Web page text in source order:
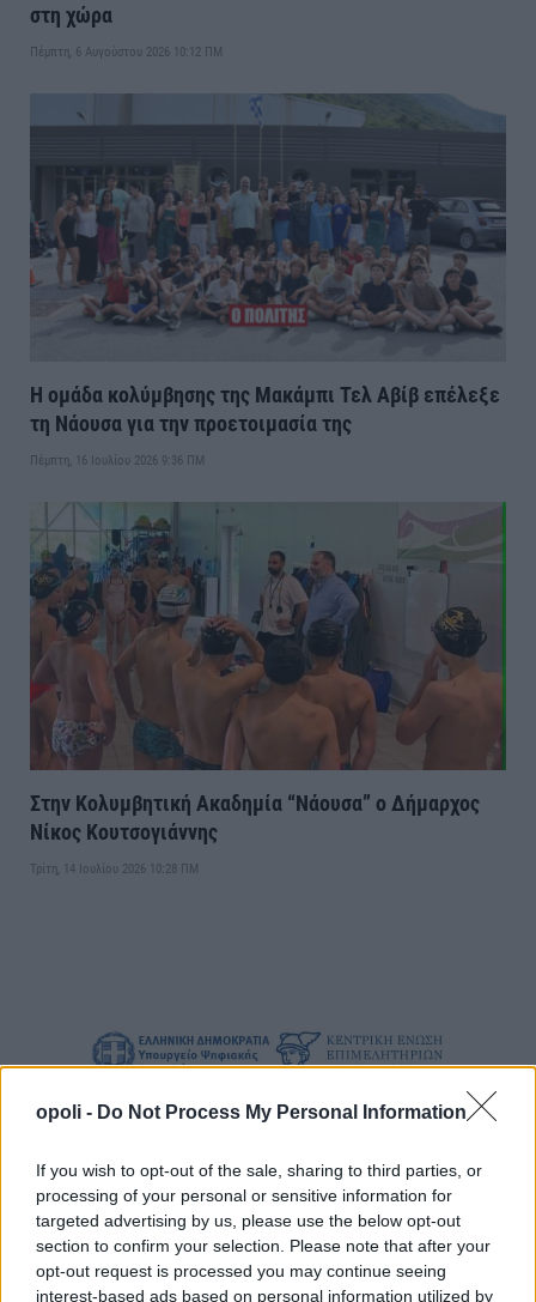
opoli - Do Not Process My Personal Information
If you wish to opt-out of the sale, sharing to third parties, or
processing of your personal or sensitive information for
targeted advertising by us, please use the below opt-out
section to confirm your selection. Please note that after your
opt-out request is processed you may continue seeing
interest-based ads based on personal information utilized by
στη χώρα
Πέμπτη, 6 Αυγούστου 2026 10:12 ΠΜ
Η ομάδα κολύμβησης της Μακάμπι Τελ Αβίβ επέλεξε
τη Νάουσα για την προετοιμασία της
Πέμπτη, 16 Ιουλίου 2026 9:36 ΠΜ
Στην Κολυμβητική Ακαδημία “Νάουσα” ο Δήμαρχος
Νίκος Κουτσογιάννης
Τρίτη, 14 Ιουλίου 2026 10:28 ΠΜ